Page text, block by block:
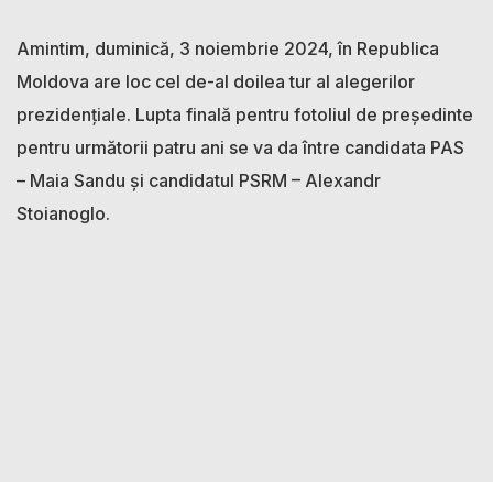
Amintim, duminică, 3 noiembrie 2024, în Republica
Moldova are loc cel de-al doilea tur al alegerilor
prezidențiale. Lupta finală pentru fotoliul de președinte
pentru următorii patru ani se va da între candidata PAS
– Maia Sandu și candidatul PSRM – Alexandr
Stoianoglo.